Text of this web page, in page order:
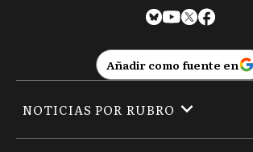
Añadir como fuente en
NOTICIAS POR RUBRO